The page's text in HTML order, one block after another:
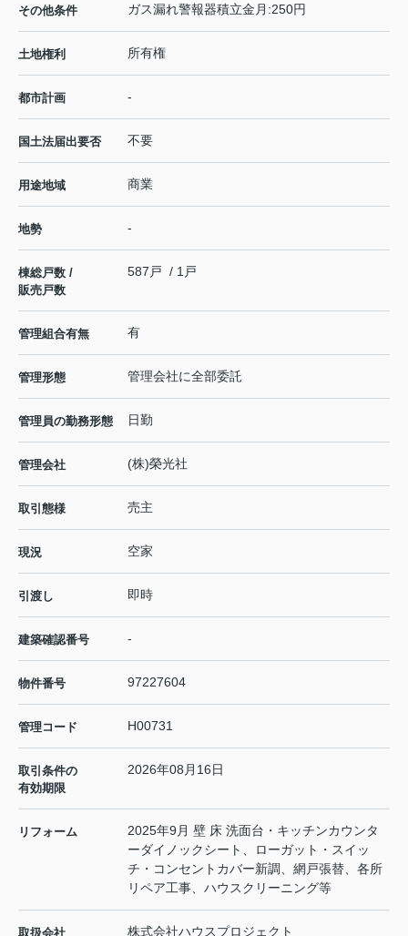
その他条件 ガス漏れ警報器積立金月:250円
土地権利 所有権
都市計画 -
国土法届出要否 不要
用途地域 商業
地勢 -
棟総戸数 /
販売戸数
587戸 / 1戸
管理組合有無 有
管理形態 管理会社に全部委託
管理員の勤務形態 日勤
管理会社 (株)榮光社
取引態様 売主
現況 空家
引渡し 即時
建築確認番号 -
物件番号 97227604
管理コード H00731
取引条件の
有効期限
2026年08月16日
リフォーム
2025年9月 壁 床 洗面台・キッチンカウンタ
ーダイノックシート、ローガット・スイッ
チ・コンセントカバー新調、網戸張替、各所
リペア工事、ハウスクリーニング等
取扱会社
株式会社ハウスプロジェクト